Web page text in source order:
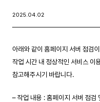
2025.04.02
아래와 같이 홈페이지 서버 점검
작업 시간 내 정상적인 서비스 이
참고해주시기 바랍니다.
– 작업 내용 : 홈페이지 서버 점검